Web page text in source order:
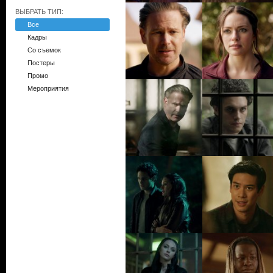
ВЫБРАТЬ ТИП:
Все
Кадры
Со съемок
Постеры
Промо
Мероприятия